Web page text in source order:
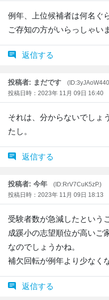
例年、上位候補者は何名ぐ
ご存知の方がいらっしゃい
返信する
投稿者: まだです
投稿日時：2023年 11月 09日 16:40
それは、分からないでしょ
たし。
返信する
投稿者: 今年
(ID:RrV7CuK5zP.)
投稿日時：2023年 11月 09日 18:13
受験者数が急減したという
成蹊小の志望順位が高いご
なのでしょうかね。
補欠回転が例年より少なく
返信する